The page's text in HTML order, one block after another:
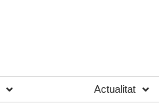
Actualitat